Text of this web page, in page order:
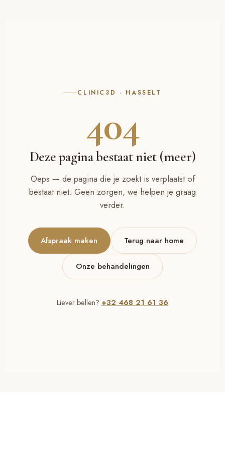
CLINIC3D · HASSELT
404
Deze pagina bestaat niet (meer)
Oeps — de pagina die je zoekt is verplaatst of
bestaat niet. Geen zorgen, we helpen je graag
verder.
Afspraak maken Terug naar home
Onze behandelingen
Liever bellen? +32 468 21 61 36